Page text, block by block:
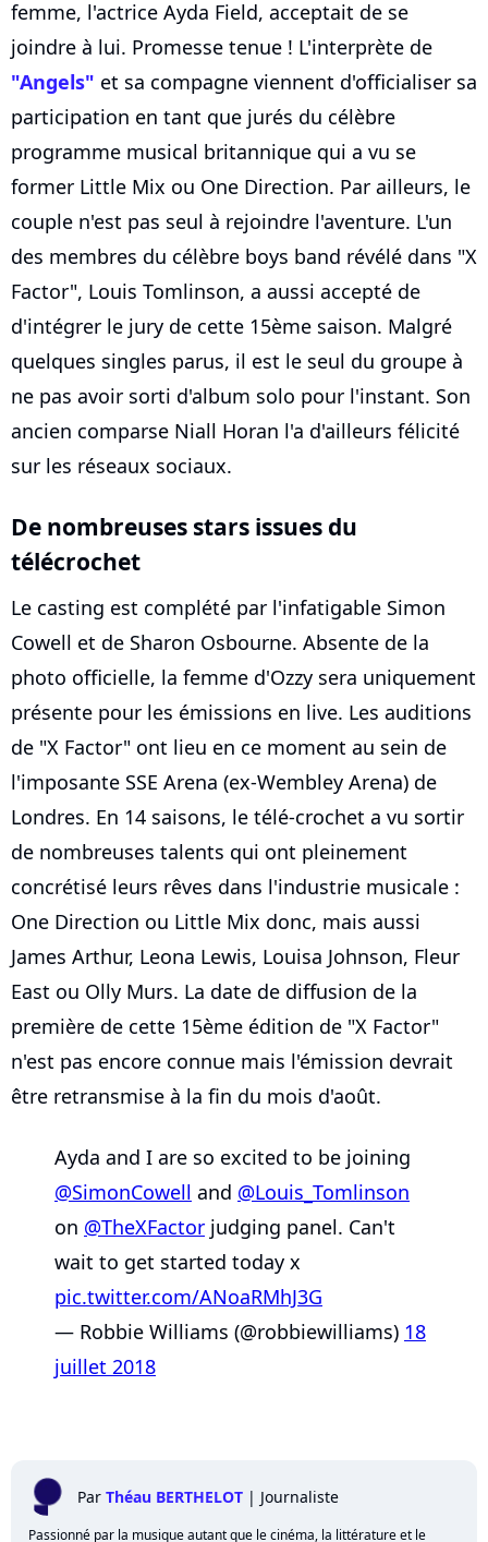
femme, l'actrice Ayda Field, acceptait de se
joindre à lui. Promesse tenue ! L'interprète de
"Angels" et sa compagne viennent d'officialiser sa
participation en tant que jurés du célèbre
programme musical britannique qui a vu se
former Little Mix ou One Direction. Par ailleurs, le
couple n'est pas seul à rejoindre l'aventure. L'un
des membres du célèbre boys band révélé dans "X
Factor", Louis Tomlinson, a aussi accepté de
d'intégrer le jury de cette 15ème saison. Malgré
quelques singles parus, il est le seul du groupe à
ne pas avoir sorti d'album solo pour l'instant. Son
ancien comparse Niall Horan l'a d'ailleurs félicité
sur les réseaux sociaux.
De nombreuses stars issues du
télécrochet
Le casting est complété par l'infatigable Simon
Cowell et de Sharon Osbourne. Absente de la
photo officielle, la femme d'Ozzy sera uniquement
présente pour les émissions en live. Les auditions
de "X Factor" ont lieu en ce moment au sein de
l'imposante SSE Arena (ex-Wembley Arena) de
Londres. En 14 saisons, le télé-crochet a vu sortir
de nombreuses talents qui ont pleinement
concrétisé leurs rêves dans l'industrie musicale :
One Direction ou Little Mix donc, mais aussi
James Arthur, Leona Lewis, Louisa Johnson, Fleur
East ou Olly Murs. La date de diffusion de la
première de cette 15ème édition de "X Factor"
n'est pas encore connue mais l'émission devrait
être retransmise à la fin du mois d'août.
Ayda and I are so excited to be joining
@SimonCowell and @Louis_Tomlinson
on @TheXFactor judging panel. Can't
wait to get started today x
pic.twitter.com/ANoaRMhJ3G
— Robbie Williams (@robbiewilliams) 18
juillet 2018
Par Théau BERTHELOT | Journaliste
Passionné par la musique autant que le cinéma, la littérature et le